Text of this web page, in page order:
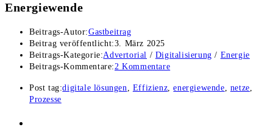
Energiewende
Beitrags-Autor:Gastbeitrag
Beitrag veröffentlicht:3. März 2025
Beitrags-Kategorie:Advertorial / Digitalisierung / Energie
Beitrags-Kommentare: 2 Kommentare
Post tag:digitale lösungen Effizienz energiewende netze
Prozesse